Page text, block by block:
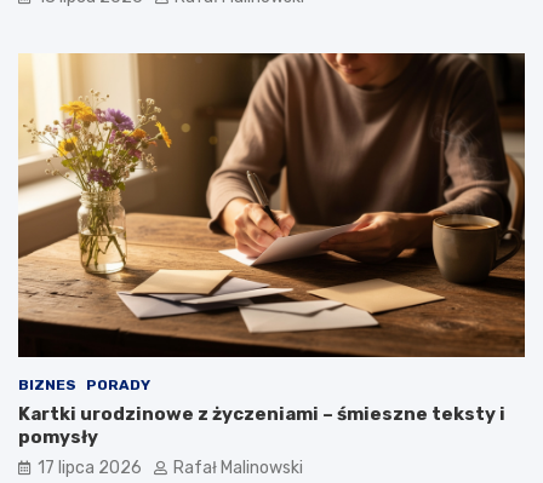
BIZNES PORADY
Kartki urodzinowe z życzeniami – śmieszne teksty i
pomysły
17 lipca 2026 Rafał Malinowski